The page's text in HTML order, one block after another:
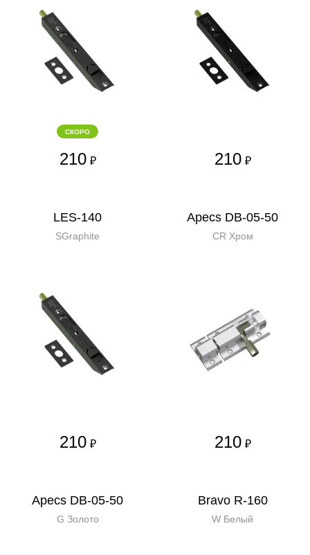
СКОРО
210 ₽ 210 ₽
LES-140
SGraphite
210 ₽
Apecs DB-05-50
CR Хром
210 ₽
Apecs DB-05-50
G Золото
Bravo R-160
W Белый